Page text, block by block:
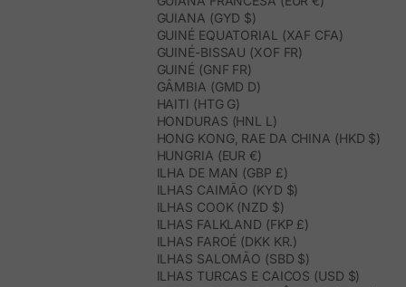
GUIANA (GYD $)
GUINÉ EQUATORIAL (XAF CFA)
GUINÉ-BISSAU (XOF FR)
GUINÉ (GNF FR)
GÂMBIA (GMD D)
HAITI (HTG G)
HONDURAS (HNL L)
HONG KONG, RAE DA CHINA (HKD $)
HUNGRIA (EUR €)
ILHA DE MAN (GBP £)
ILHAS CAIMÃO (KYD $)
ILHAS COOK (NZD $)
ILHAS FALKLAND (FKP £)
ILHAS FAROÉ (DKK KR.)
ILHAS SALOMÃO (SBD $)
ILHAS TURCAS E CAICOS (USD $)